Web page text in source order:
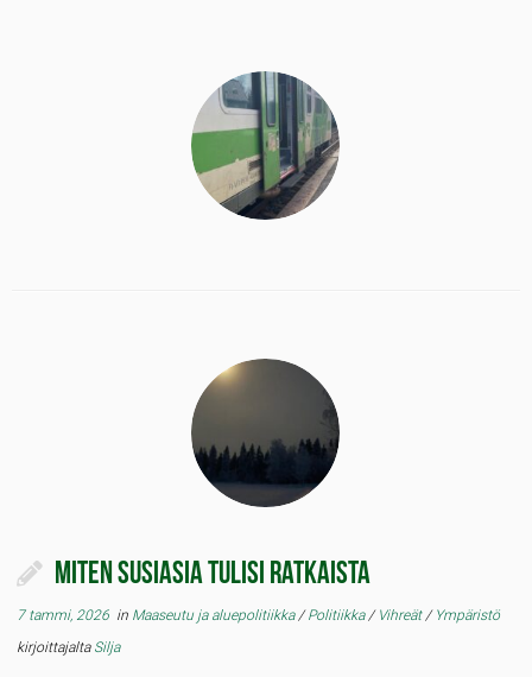
Miten susiasia tulisi ratkaista
7 tammi, 2026 in Maaseutu ja aluepolitiikka/Politiikka/ Vihreät/ Ympäristö
kirjoittajalta Silja